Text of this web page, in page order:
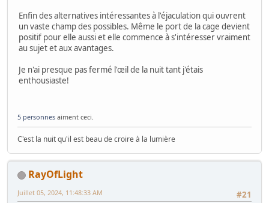
Enfin des alternatives intéressantes à l'éjaculation qui ouvrent
un vaste champ des possibles. Même le port de la cage devient
positif pour elle aussi et elle commence à s'intéresser vraiment
au sujet et aux avantages.
Je n'ai presque pas fermé l'œil de la nuit tant j'étais
enthousiaste!
5 personnes aiment ceci.
C'est la nuit qu'il est beau de croire à la lumière
RayOfLight
#21
Juillet 05, 2024, 11:48:33 AM